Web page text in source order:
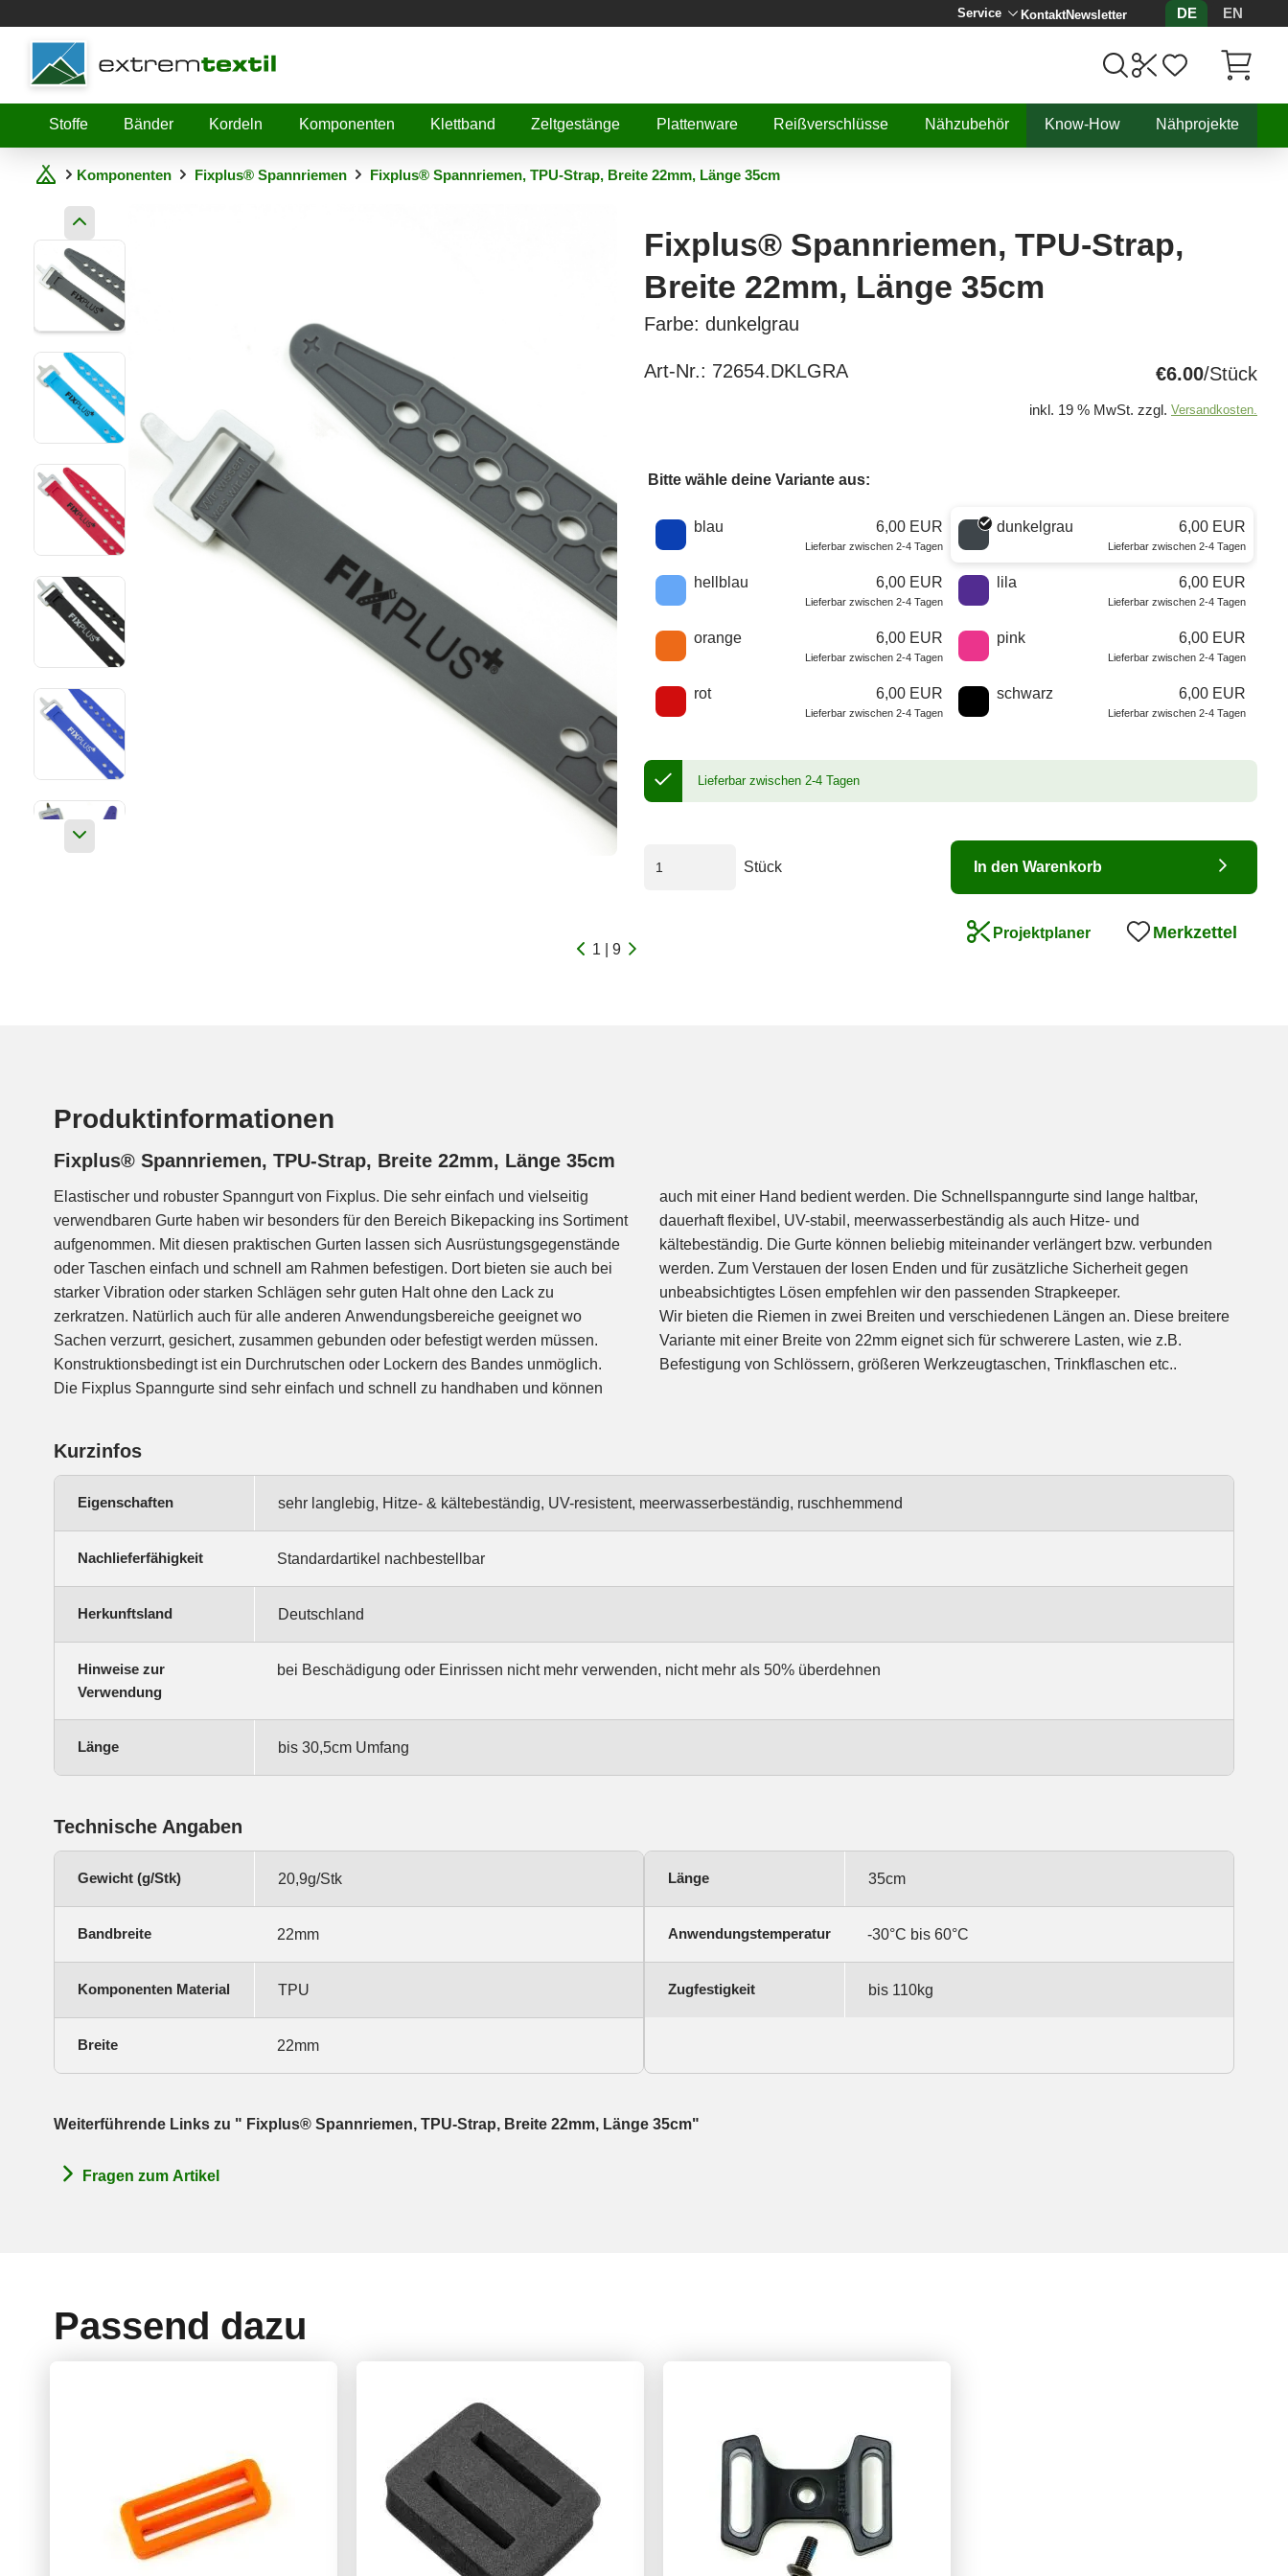
Service KontaktNewsletter DE
EN
Shopware
Stoffe
Bänder Kordeln Komponenten Klettband Zeltgestänge Plattenware Reißverschlüsse Nähzubehör Know-How Nähprojekte
Komponenten Fixplus® Spannriemen Fixplus® Spannriemen, TPU-Strap, Breite 22mm, Länge 35cm
dc947e22bbe91963947760170a37cb48bfbd86ae
1 | 9
Fixplus® Spannriemen, TPU-Strap,
Breite 22mm, Länge 35cm
Farbe: dunkelgrau
Art-Nr.: 72654.DKLGRA €6.00/Stück
inkl. 19 % MwSt. zzgl. Versandkosten.
Bitte wähle deine Variante aus:
Wähle eine Farbe
blau 6,00 EUR
Lieferbar zwischen 2-4 Tagen
dunkelgrau 6,00 EUR
Lieferbar zwischen 2-4 Tagen
hellblau 6,00 EUR
Lieferbar zwischen 2-4 Tagen
lila 6,00 EUR
Lieferbar zwischen 2-4 Tagen
orange 6,00 EUR
Lieferbar zwischen 2-4 Tagen
pink 6,00 EUR
Lieferbar zwischen 2-4 Tagen
rot 6,00 EUR
Lieferbar zwischen 2-4 Tagen
schwarz 6,00 EUR
Lieferbar zwischen 2-4 Tagen
Lieferbar zwischen 2-4 Tagen
Stück In den Warenkorb
Projektplaner Merkzettel
Produktinformationen
Fixplus® Spannriemen, TPU-Strap, Breite 22mm, Länge 35cm
Elastischer und robuster Spanngurt von Fixplus. Die sehr einfach und vielseitig
verwendbaren Gurte haben wir besonders für den Bereich Bikepacking ins Sortiment
aufgenommen. Mit diesen praktischen Gurten lassen sich Ausrüstungsgegenstände
oder Taschen einfach und schnell am Rahmen befestigen. Dort bieten sie auch bei
starker Vibration oder starken Schlägen sehr guten Halt ohne den Lack zu
zerkratzen. Natürlich auch für alle anderen Anwendungsbereiche geeignet wo
Sachen verzurrt, gesichert, zusammen gebunden oder befestigt werden müssen.
Konstruktionsbedingt ist ein Durchrutschen oder Lockern des Bandes unmöglich.
Die Fixplus Spanngurte sind sehr einfach und schnell zu handhaben und können
auch mit einer Hand bedient werden. Die Schnellspanngurte sind lange haltbar,
dauerhaft flexibel, UV-stabil, meerwasserbeständig als auch Hitze- und
kältebeständig. Die Gurte können beliebig miteinander verlängert bzw. verbunden
werden. Zum Verstauen der losen Enden und für zusätzliche Sicherheit gegen
unbeabsichtigtes Lösen empfehlen wir den passenden Strapkeeper.
Wir bieten die Riemen in zwei Breiten und verschiedenen Längen an. Diese breitere
Variante mit einer Breite von 22mm eignet sich für schwerere Lasten, wie z.B.
Befestigung von Schlössern, größeren Werkzeugtaschen, Trinkflaschen etc..
Kurzinfos
Eigenschaften sehr langlebig, Hitze- & kältebeständig, UV-resistent, meerwasserbeständig, ruschhemmend
Nachlieferfähigkeit Standardartikel nachbestellbar
Herkunftsland Deutschland
Hinweise zur
Verwendung
bei Beschädigung oder Einrissen nicht mehr verwenden, nicht mehr als 50% überdehnen
Länge bis 30,5cm Umfang
Technische Angaben
Gewicht (g/Stk) 20,9g/Stk
Bandbreite 22mm
Komponenten Material TPU
Breite 22mm
Länge 35cm
Anwendungstemperatur -30°C bis 60°C
Zugfestigkeit bis 110kg
Weiterführende Links zu " Fixplus® Spannriemen, TPU-Strap, Breite 22mm, Länge 35cm"
Fragen zum Artikel
Passend dazu